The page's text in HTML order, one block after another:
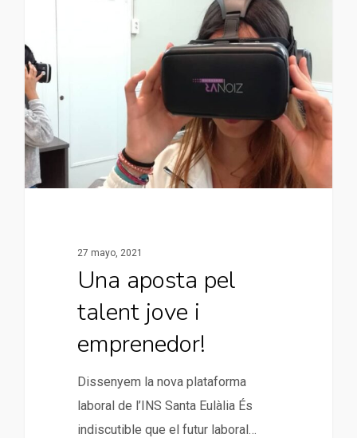
27 mayo, 2021
Una aposta pel
talent jove i
emprenedor!
Dissenyem la nova plataforma
laboral de l’INS Santa Eulàlia És
indiscutible que el futur laboral…